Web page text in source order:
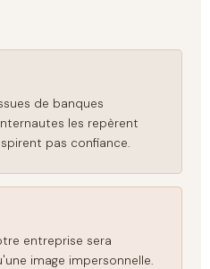
de banques
les repèrent
pas confiance.
entreprise sera
image impersonnelle.